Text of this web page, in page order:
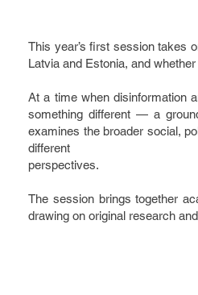
This year’s first session takes
Latvia and Estonia, and
At a time when disinformation
something different — a
examines the broader social,
different
perspectives.
The session brings together
drawing on original research